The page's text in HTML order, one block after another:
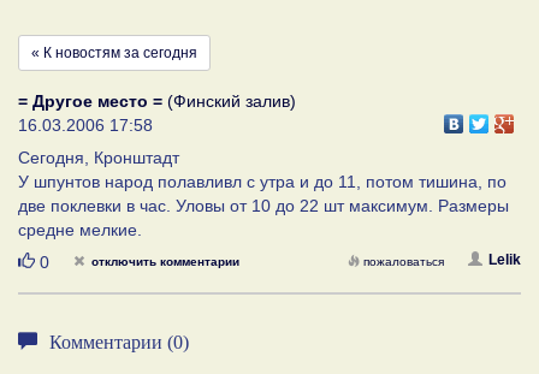
« К новостям за сегодня
= Другое место = (Финский залив)
16.03.2006 17:58
Сегодня, Кронштадт
У шпунтов народ полавливл с утра и до 11, потом тишина, по
две поклевки в час. Уловы от 10 до 22 шт максимум. Размеры
средне мелкие.
Нравится
0 отключить комментарии Lelik
пожаловаться
Комментарии (0)